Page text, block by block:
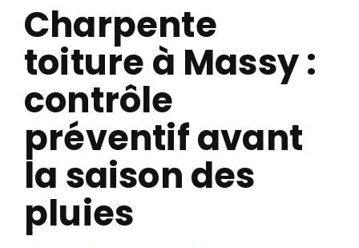
Charpente
toiture à Massy :
contrôle
préventif avant
la saison des
pluies